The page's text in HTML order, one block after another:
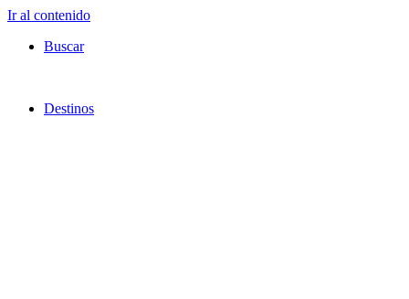
Ir al contenido
Buscar
Destinos